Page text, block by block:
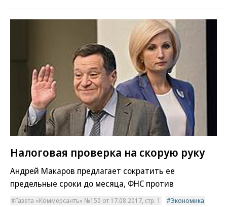
Налоговая проверка на скорую руку
Андрей Макаров предлагает сократить ее
предельные сроки до месяца, ФНС против
Газета «Коммерсантъ» №150 от 17.08.2017, стр. 1
Экономика